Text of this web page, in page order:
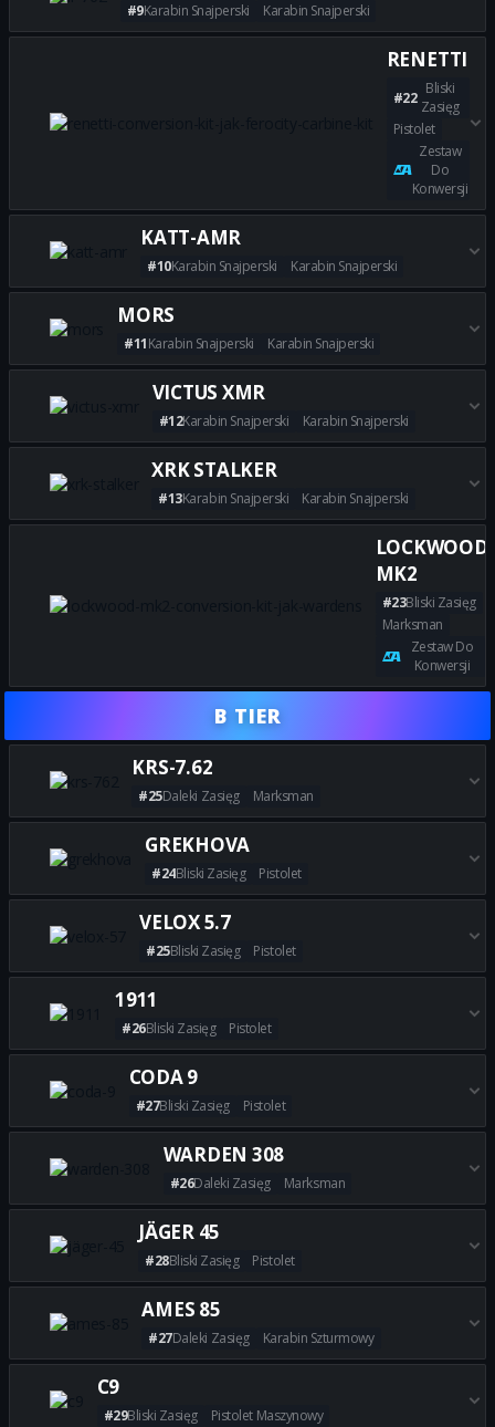
#9Karabin Snajperski Karabin Snajperski
Zdobądź wszystkie najlepsze
RENETTI
#22 Bliski
Zasięg
Pistolet
Zestaw
Do
Konwersji
Zdobądź wszystkie najlepsze
KATT-AMR
#10Karabin Snajperski Karabin Snajperski
Zdobądź wszystkie najlepsze
MORS
#11Karabin Snajperski Karabin Snajperski
Zdobądź wszystkie najlepsze
VICTUS XMR
#12Karabin Snajperski Karabin Snajperski
Zdobądź wszystkie najlepsze
XRK STALKER
#13Karabin Snajperski Karabin Snajperski
Zdobądź wszystkie najlepsze
LOCKWOOD
MK2
#23Bliski Zasięg
Marksman
Zestaw Do
Konwersji
Zdobądź wszystkie najlepsze
B TIER
KRS-7.62
#25Daleki Zasięg Marksman
Zdobądź wszystkie najlepsze
GREKHOVA
#24Bliski Zasięg Pistolet
Zdobądź wszystkie najlepsze
VELOX 5.7
#25Bliski Zasięg Pistolet
Zdobądź wszystkie najlepsze
1911
#26Bliski Zasięg Pistolet
Zdobądź wszystkie najlepsze
CODA 9
#27Bliski Zasięg Pistolet
Zdobądź wszystkie najlepsze
WARDEN 308
#26Daleki Zasięg Marksman
Zdobądź wszystkie najlepsze
JÄGER 45
#28Bliski Zasięg Pistolet
Zdobądź wszystkie najlepsze
AMES 85
#27Daleki Zasięg Karabin Szturmowy
Zdobądź wszystkie najlepsze
C9
#29Bliski Zasięg Pistolet Maszynowy